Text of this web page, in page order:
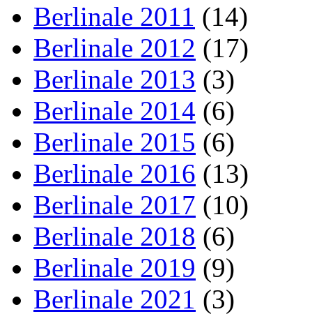
Berlinale 2011 (14)
Berlinale 2012 (17)
Berlinale 2013 (3)
Berlinale 2014 (6)
Berlinale 2015 (6)
Berlinale 2016 (13)
Berlinale 2017 (10)
Berlinale 2018 (6)
Berlinale 2019 (9)
Berlinale 2021 (3)